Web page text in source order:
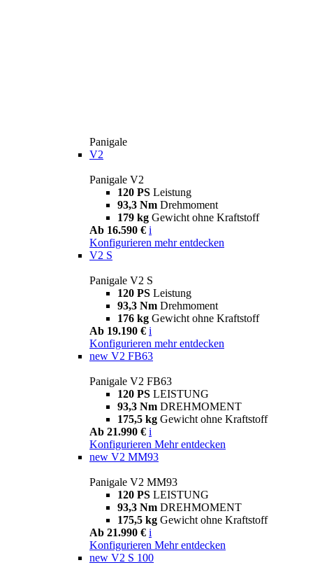
Panigale
V2
Panigale V2
120 PS Leistung
93,3 Nm Drehmoment
179 kg Gewicht ohne Kraftstoff
Ab 16.590 € i
Konfigurieren mehr entdecken
V2 S
Panigale V2 S
120 PS Leistung
93,3 Nm Drehmoment
176 kg Gewicht ohne Kraftstoff
Ab 19.190 € i
Konfigurieren mehr entdecken
new V2 FB63
Panigale V2 FB63
120 PS LEISTUNG
93,3 Nm DREHMOMENT
175,5 kg Gewicht ohne Kraftstoff
Ab 21.990 € i
Konfigurieren Mehr entdecken
new V2 MM93
Panigale V2 MM93
120 PS LEISTUNG
93,3 Nm DREHMOMENT
175,5 kg Gewicht ohne Kraftstoff
Ab 21.990 € i
Konfigurieren Mehr entdecken
new V2 S 100